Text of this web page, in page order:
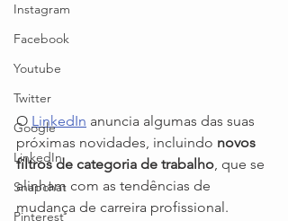
Instagram
Facebook
Youtube
Twitter
Google
LinkedIn
Snapchat
Pinterest
O LinkedIn anuncia algumas das suas
próximas novidades, incluindo novos
filtros de categoria de trabalho , que se
alinham com as tendências de
mudança de carreira profissional.